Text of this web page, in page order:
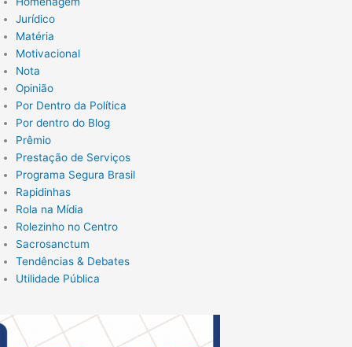
Jurídico
Matéria
Motivacional
Nota
Opinião
Por Dentro da Política
Por dentro do Blog
Prêmio
Prestação de Serviços
Programa Segura Brasil
Rapidinhas
Rola na Mídia
Rolezinho no Centro
Sacrosanctum
Tendências & Debates
Utilidade Pública